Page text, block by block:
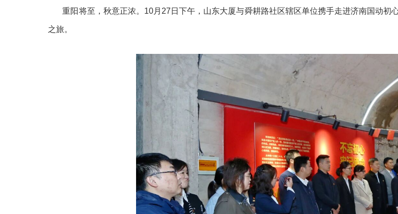
重阳将至，秋意正浓。10月27日下午，山东大厦与舜耕路社区辖区单位携手走进济南国动初
之旅。